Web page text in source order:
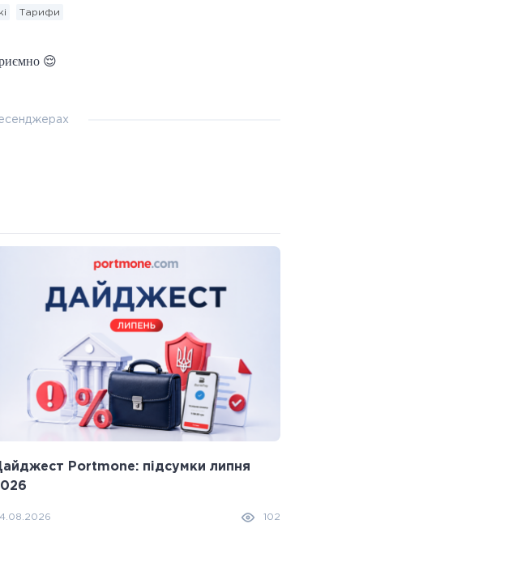
Тарифи
😌
Portmone: підсумки липня
102